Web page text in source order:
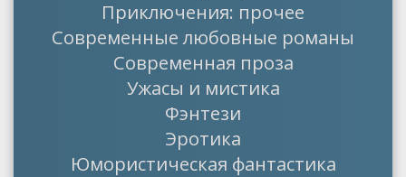
Приключения: прочее
Современные любовные романы
Современная проза
Ужасы и мистика
Фэнтези
Эротика
Юмористическая фантастика